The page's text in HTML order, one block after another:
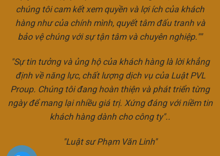
chúng tôi cam kết xem quyền và lợi ích của khách
hàng như của chính mình, quyết tâm đấu tranh và
bảo vệ chúng với sự tận tâm và chuyên nghiệp.""
"Sự tin tưởng và ủng hộ của khách hàng là lời khẳng
định về năng lực, chất lượng dịch vụ của Luật PVL
Proup. Chúng tôi đang hoàn thiện và phát triển từng
ngày để mang lại nhiều giá trị. Xứng đáng với niềm tin
khách hàng dành cho công ty"..
"Luật sư Phạm Văn Linh"